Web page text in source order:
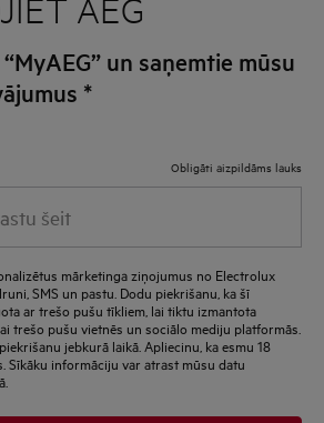
AEG
un saņemtie mūsu
*
Obligāti aizpildāms lauks
mārketinga ziņojumus no Electrolux
SMS un pastu. Dodu piekrišanu, ka šī
ar trešo pušu tīkliem, lai tiktu izmantota
trešo pušu vietnēs un sociālo mediju platformās.
jebkurā laikā. Apliecinu, ka esmu 18
Sīkāku informāciju var atrast mūsu datu